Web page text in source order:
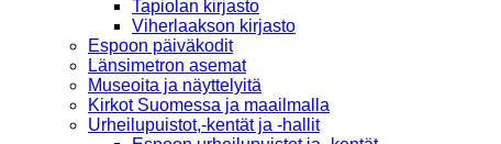
Tapiolan kirjasto
Viherlaakson kirjasto
Espoon päiväkodit
Länsimetron asemat
Museoita ja näyttelyitä
Kirkot Suomessa ja maailmalla
Urheilupuistot,-kentät ja -hallit